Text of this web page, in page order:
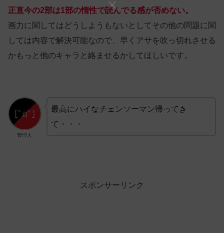
正直今の2部は1部の惰性で読んでる感が否めない。
画力に関してはどうしようもないとしてその他の問題に関
しては内容で解決可能なので、早くアサを吹っ切れさせる
かもっと他のキャラと絡ませるかしてほしいです。
管理人
最高にハイなチェンソーマン帰ってき
て・・・
スポンサーリンク